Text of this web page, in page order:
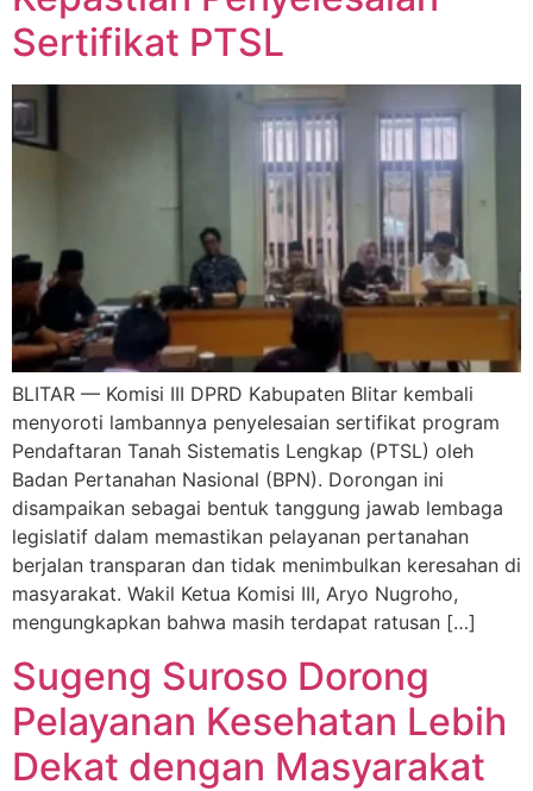
Sertifikat PTSL
BLITAR — Komisi III DPRD Kabupaten Blitar kembali
menyoroti lambannya penyelesaian sertifikat program
Pendaftaran Tanah Sistematis Lengkap (PTSL) oleh
Badan Pertanahan Nasional (BPN). Dorongan ini
disampaikan sebagai bentuk tanggung jawab lembaga
legislatif dalam memastikan pelayanan pertanahan
berjalan transparan dan tidak menimbulkan keresahan di
masyarakat. Wakil Ketua Komisi III, Aryo Nugroho,
mengungkapkan bahwa masih terdapat ratusan […]
Sugeng Suroso Dorong
Pelayanan Kesehatan Lebih
Dekat dengan Masyarakat